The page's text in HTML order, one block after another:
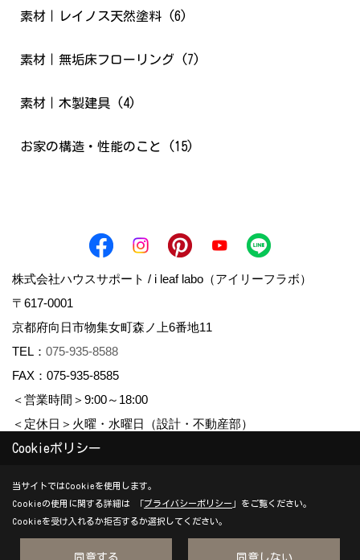
素材｜レイノス天然塗料 (6)
素材｜無垢床フローリング (7)
素材｜木製建具 (4)
お家の構造・性能のこと (15)
株式会社ハウスサポート / i leaf labo（アイリーフラボ）
〒617-0001
京都府向日市物集女町森ノ上6番地11
TEL： 075-935-8588
FAX：075-935-8585
＜営業時間＞9:00～18:00
＜定休日＞火曜・水曜日（設計・不動産部）
Copyright (c) housesupport. All Rights Reserved.
Produced byゴデスクリエイト
Cookieポリシー
当サイトではCookieを使用します。
Cookieの使用に関する詳細は 「プライバシーポリシー 」をご覧ください。
Cookieを受け入れるか拒否するか選択してください。
同意する 同意しない